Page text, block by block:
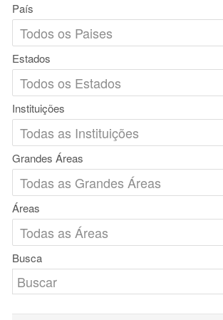
País
Estados
Instituições
Grandes Áreas
Áreas
Busca